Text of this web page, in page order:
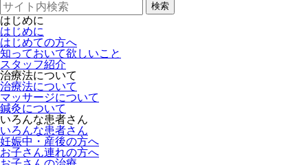
検索
はじめに
はじめに
はじめての方へ
知っておいて欲しいこと
スタッフ紹介
治療法について
治療法について
マッサージについて
鍼灸について
いろんな患者さん
いろんな患者さん
妊娠中・産後の方へ
お子さん連れの方へ